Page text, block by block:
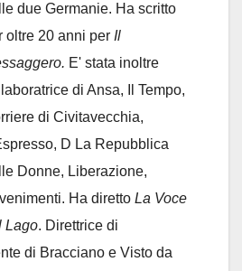
due Germanie. Ha scritto
oltre 20 anni per Il
E' stata inoltre
di Ansa, Il Tempo,
di Civitavecchia,
D La Repubblica
Donne, Liberazione,
Ha diretto La Voce
Lago. Direttrice di
di Bracciano e Visto da